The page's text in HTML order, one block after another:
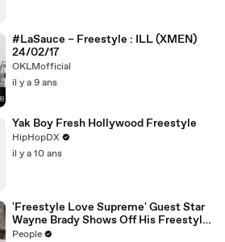
#LaSauce – Freestyle : ILL (XMEN)
24/02/17
OKLMofficial
il y a 9 ans
Yak Boy Fresh Hollywood Freestyle
HipHopDX
il y a 10 ans
'Freestyle Love Supreme' Guest Star
Wayne Brady Shows Off His Freestyle
Rap Skills
People